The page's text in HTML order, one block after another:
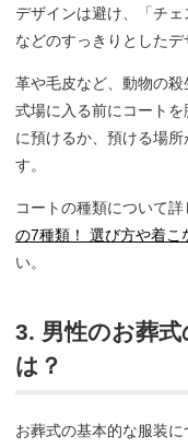
デザインは避け、「チェ
などのすっきりとしたデ
革や毛皮など、動物の殺
式場に入る前にコート
に預けるか、預ける場
す。
コートの種類について詳
の7種類！ 選び方や着こ
い。
3. 男性のお葬
は？
お葬式の基本的な服装